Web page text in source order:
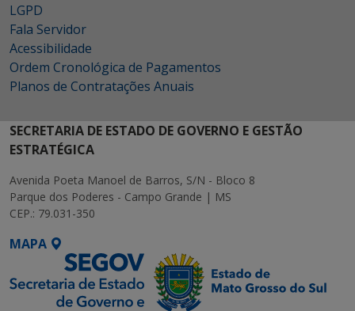
LGPD
Fala Servidor
Acessibilidade
Ordem Cronológica de Pagamentos
Planos de Contratações Anuais
SECRETARIA DE ESTADO DE GOVERNO E GESTÃO
ESTRATÉGICA
Avenida Poeta Manoel de Barros, S/N - Bloco 8
Parque dos Poderes - Campo Grande | MS
CEP.: 79.031-350
MAPA